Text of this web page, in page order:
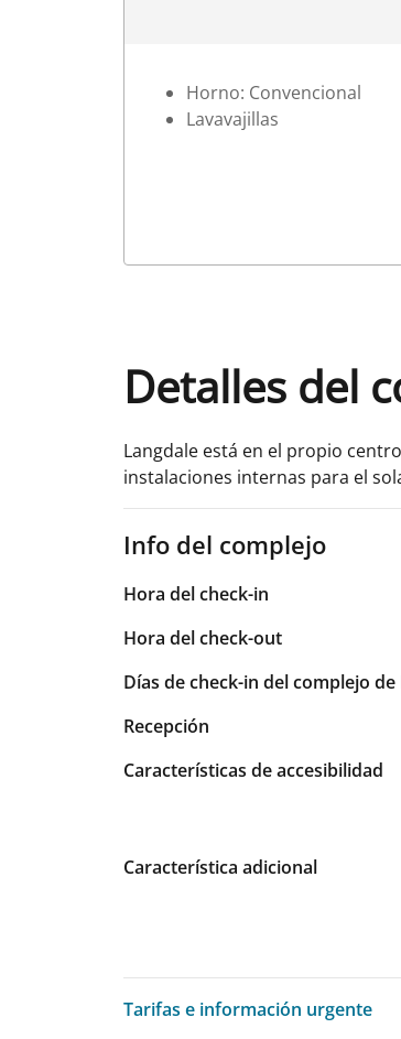
Horno: Convencional
Lavavajillas
Detalles del
Langdale está en el propio
instalaciones internas para el
Info del complejo
Hora del check-in
Hora del check-out
Días de check-in del complejo de
Recepción
Características de accesibilidad
Característica adicional
Tarifas e información urgente